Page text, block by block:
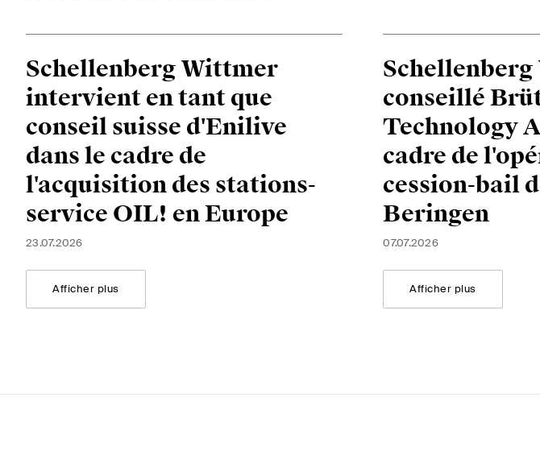
Schellenberg Wittmer
intervient en tant que
conseil suisse d'Enilive
dans le cadre de
l'acquisition des stations-
service OIL! en Europe
23.07.2026
Afficher plus
conseillé
Technology
cadre de
cession-bail
Beringen
07.07.2026
Afficher plus
S'abonner